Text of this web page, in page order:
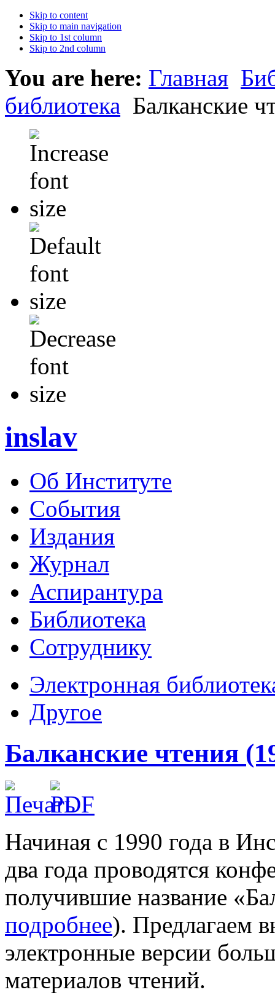
Skip to content
Skip to main navigation
Skip to 1st column
Skip to 2nd column
You are here: Главная
библиотека Балканские
inslav
Об Институте
События
Издания
Журнал
Аспирантура
Библиотека
Сотруднику
Электронная
Другое
Балканские чтения
Начиная с 1990 года в
два года проводятся
получившие название
подробнее). Предлагаем
электронные версии
материалов чтений.